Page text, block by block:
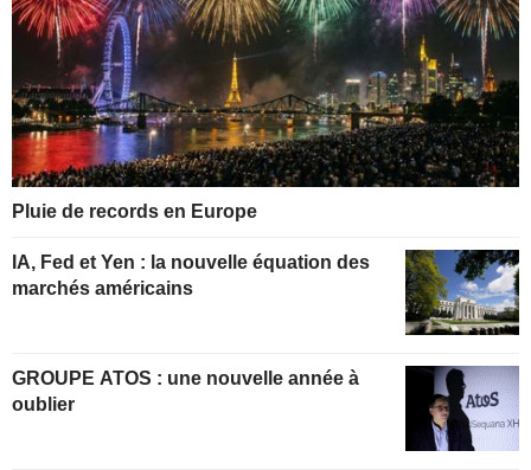
Pluie de records en Europe
IA, Fed et Yen : la nouvelle équation des
marchés américains
GROUPE ATOS : une nouvelle année à
oublier